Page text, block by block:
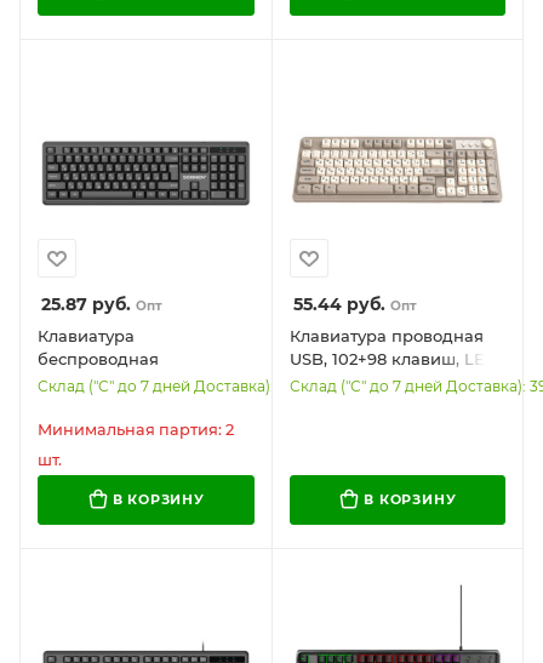
25.87 руб. Опт
Клавиатура
беспроводная
бесшумная, USB, 104
черная, 513951
Склад ("С" до 7 дней Доставка): 70
Минимальная партия: 2
шт.
В КОРЗИНУ
55.44руб. Опт
Клавиатура проводная
USB, 102+98 клавиш, LED-
подсветка, SONNEN
Склад ("С" до 7 дней Доставка):
В КОРЗИНУ